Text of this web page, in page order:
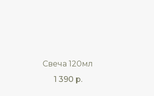
Свеча 120мл
1 390 р.